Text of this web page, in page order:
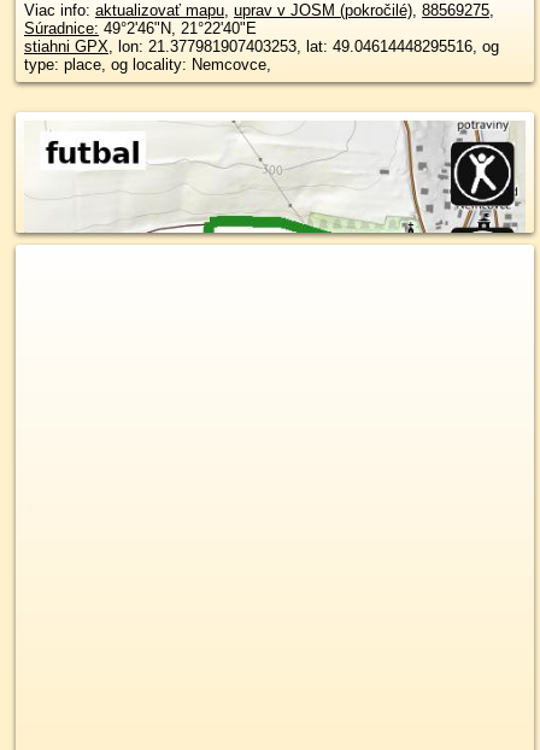
Viac info: aktualizovať mapu, uprav v JOSM (pokročilé), 88569275,
Súradnice: 49°2'46"N, 21°22'40"E
stiahni GPX, lon: 21.377981907403253, lat: 49.04614448295516, og
type: place, og locality: Nemcovce,